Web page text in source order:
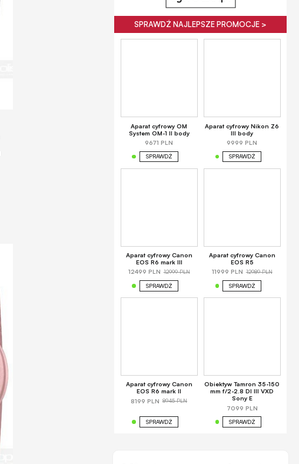
SPRAWDŹ NAJLEPSZE PROMOCJE >
Aparat cyfrowy OM
System OM-1 II body
9671 PLN
SPRAWDŹ
Aparat cyfrowy Nikon Z6
III body
9999 PLN
SPRAWDŹ
Aparat cyfrowy Canon
EOS R6 mark III
12499 PLN 12999 PLN
SPRAWDŹ
Aparat cyfrowy Canon
EOS R5
11999 PLN 12989 PLN
SPRAWDŹ
Aparat cyfrowy Canon
EOS R6 mark II
8199 PLN 8945 PLN
SPRAWDŹ
Obiektyw Tamron 35-150
mm f/2-2.8 DI III VXD
Sony E
7099 PLN
SPRAWDŹ